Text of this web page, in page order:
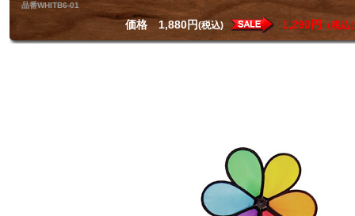
品番WHITB6-01
価格 1,880円(税込) 1,290円 （税込